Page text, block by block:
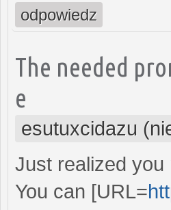
odpowiedz
The needed
e
esutuxcidazu
Just realized you
You can [URL=